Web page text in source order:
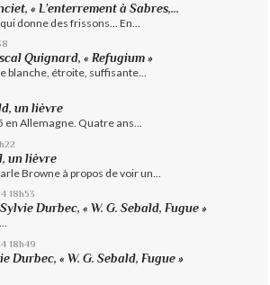
« L’enterrement à Sabres,...
donne des frissons... En...
Quignard, « Refugium »
blanche, étroite, suffisante...
un lièvre
en Allemagne. Quatre ans...
un lièvre
Browne à propos de voir un...
18h53
Sylvie Durbec, « W. G. Sebald, Fugue »
18h49
Durbec, « W. G. Sebald, Fugue »